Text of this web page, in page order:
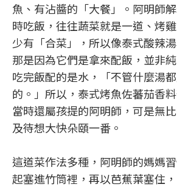
魚、有沾醬的「大餐」。阿明師
時吃飯，往往蔬菜就是一道、烤
少有「合菜」，所以像泰式酸辣
那是因為它們是拿來配飯，並非
吃完飯配的是水，「不管什麼湯
的。」所以，泰式烤魚佐蕃茄香
當時還屬孩提的阿明師，可是無
及待想大快朵頤一番。
這道菜作法多種，阿明師的媽媽
起塞進竹筒裡，再以芭蕉葉塞住